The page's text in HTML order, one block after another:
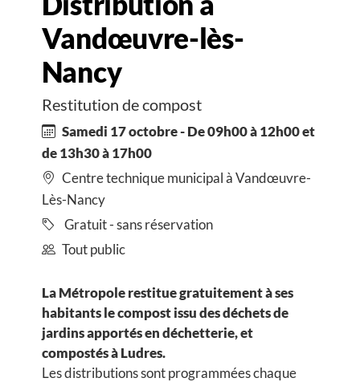
Vandœuvre-lès-
Nancy
Restitution de compost
Samedi 17 octobre - De 09h00 à 12h00 et
de 13h30 à 17h00
Centre technique municipal à Vandœuvre-
Lès-Nancy
Gratuit - sans réservation
Tout public
La Métropole restitue gratuitement à ses
habitants le compost issu des déchets de
jardins apportés en déchetterie, et
compostés à Ludres.
Les distributions sont programmées chaque